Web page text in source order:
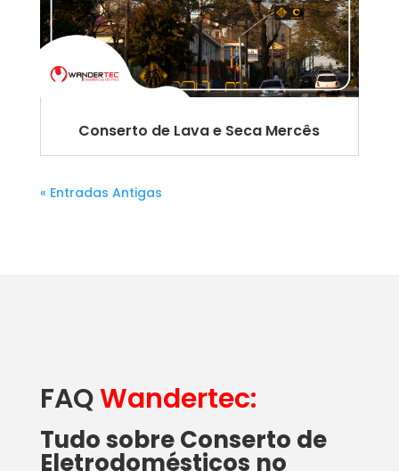
Conserto de Lava e Seca Mercês
« Entradas Antigas
FAQWandertec:
Tudo sobre Conserto de
Eletrodomésticos no